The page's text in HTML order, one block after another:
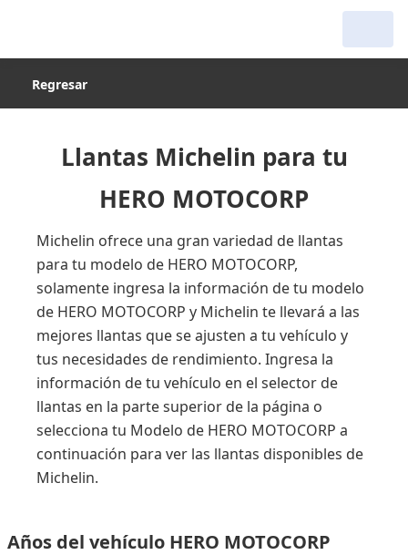
Regresar
Llantas Michelin para tu
HERO MOTOCORP
Michelin ofrece una gran variedad de llantas
para tu modelo de HERO MOTOCORP,
solamente ingresa la información de tu modelo
de HERO MOTOCORP y Michelin te llevará a las
mejores llantas que se ajusten a tu vehículo y
tus necesidades de rendimiento. Ingresa la
información de tu vehículo en el selector de
llantas en la parte superior de la página o
selecciona tu Modelo de HERO MOTOCORP a
continuación para ver las llantas disponibles de
Michelin.
Años del vehículo HERO MOTOCORP